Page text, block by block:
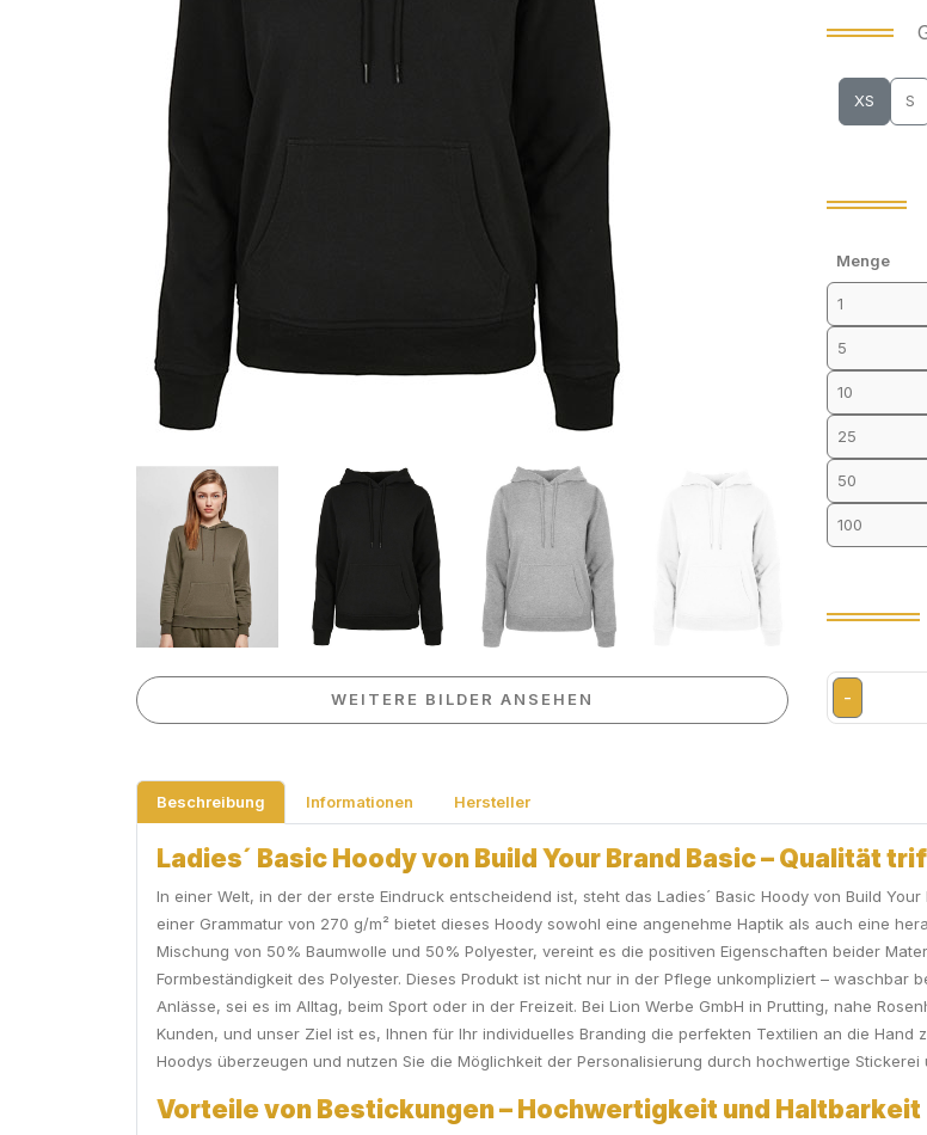
WEITERE BILDER ANSEHEN
XS S
Menge
1
5
10
25
50
100
-
Beschreibung Informationen Hersteller
Ladies´ Basic Hoody von Build Your Brand Basic – Qualität
In einer Welt, in der der erste Eindruck entscheidend ist, steht das Ladies´ Basic Hoody von Build
einer Grammatur von 270 g/m² bietet dieses Hoody sowohl eine angenehme Haptik als auch eine
Mischung von 50% Baumwolle und 50% Polyester, vereint es die positiven Eigenschaften beider
Formbeständigkeit des Polyester. Dieses Produkt ist nicht nur in der Pflege unkompliziert –
Anlässe, sei es im Alltag, beim Sport oder in der Freizeit. Bei Lion Werbe GmbH in Prutting, nahe
Kunden, und unser Ziel ist es, Ihnen für Ihr individuelles Branding die perfekten Textilien an die Hand
Hoodys überzeugen und nutzen Sie die Möglichkeit der Personalisierung durch hochwertige
Vorteile von Bestickungen – Hochwertigkeit und Haltbarkeit